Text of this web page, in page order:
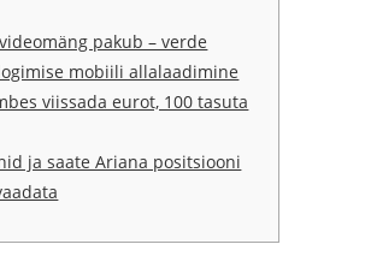
pakub – verde
mobiili allalaadimine
viissada eurot, 100 tasuta
ja saate Ariana positsiooni